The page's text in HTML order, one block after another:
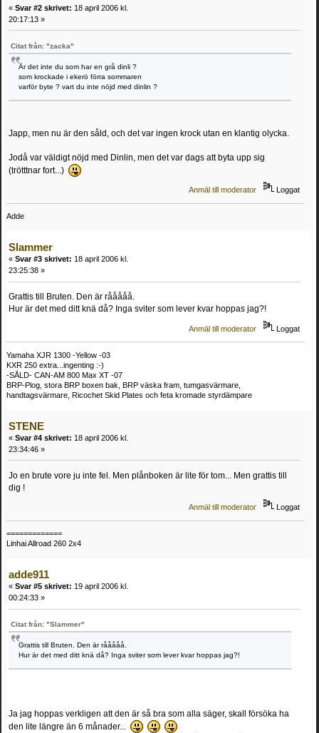
« Svar #2 skrivet: 18 april 2006 kl.
20:17:13 »
Citat från: "zacka"
Är det inte du som har en grå dinli ?
som krockade i ekerö förra sommaren
varför byte ? vart du inte nöjd med dinlin ?
Japp, men nu är den såld, och det var ingen krock utan en klantig olycka.
Jodå var väldigt nöjd med Dinlin, men det var dags att byta upp sig
(trötttnar fort...)
Anmäl till moderator Loggat
Adde
Slammer
« Svar #3 skrivet: 18 april 2006 kl.
23:25:38 »
Grattis till Bruten. Den är rååååå.
Hur är det med ditt knä då? Inga sviter som lever kvar hoppas jag?!
Anmäl till moderator Loggat
Yamaha XJR 1300 -Yellow -03
KXR 250 extra...ingenting :-)
-SÅLD- CAN-AM 800 Max XT -07
BRP-Plog, stora BRP boxen bak, BRP väska fram, tumgasvärmare,
handtagsvärmare, Ricochet Skid Plates och feta kromade styrdämpare
STENE
« Svar #4 skrivet: 18 april 2006 kl.
23:34:46 »
Jo en brute vore ju inte fel. Men plånboken är lite för tom... Men grattis till
dig !
Anmäl till moderator Loggat
=============
Linhai Allroad 260 2x4
adde911
« Svar #5 skrivet: 19 april 2006 kl.
00:24:33 »
Citat från: "Slammer"
Grattis till Bruten. Den är rååååå.
Hur är det med ditt knä då? Inga sviter som lever kvar hoppas jag?!
Ja jag hoppas verkligen att den är så bra som alla säger, skall försöka ha
den lite längre än 6 månader...